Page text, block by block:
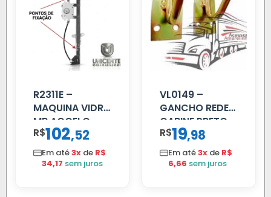
R2311E –
MAQUINA VIDRO
MB ACCELO
2002 ATE 2011
S/MOTOR LE
R$102,52
Em até3x de R$
34,17 sem juros
VL0149 –
GANCHO REDE
CABINE PRETO
R$19,98
Em até3x de R$
6,66 sem juros